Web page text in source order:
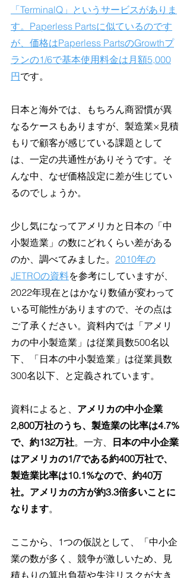
「TerminalQ」というサービスがありま
す。Paperless Partsに似ているのです
が、価格はPaperless PartsのGrowthプ
ランの1/6で基本使用料金は月額5,000
円です。
日本と海外では、もちろん商習慣が異
なるケースもありますが、製造業×見積
もりで顧客が感じている課題として
は、一定の共通性がありそうです。そ
んな中、なぜ価格設定に差が生じてい
るのでしょうか。
少し気になってアメリカと日本の「中
小製造業」の数にどれくらい差がある
のか、調べてみました。 2010年の
JETROの資料を参考にしていますが、
2022年現在とはかなり数値が変わって
いる可能性がありますので、その点は
ご了承ください。資料内では「アメリ
カの中小製造業」は従業員数500名以
下、「日本の中小製造業」は従業員数
300名以下、と定義されています。
資料によると、 アメリカの中小企業
2,800万社のうち、製造業の比率は4.7%
で、約132万社。一方、
日本の中小企業
はアメリカの1/7である約400万社で、
製造業比率は10.1%なので、約40万
社。アメリカの方が約3.3倍多いことに
なります。
ここから、1つの仮説として、「中小企
業の数が多く、競争が激しいため、見
積もりの算出負荷や失注リスクが大き